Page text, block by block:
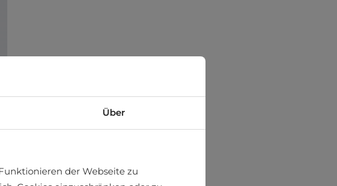
Über
der Webseite zu